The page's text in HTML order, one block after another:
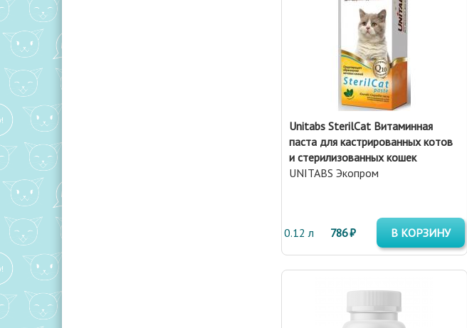
Unitabs SterilCat Витаминная
паста для кастрированных котов
и стерилизованных кошек
UNITABS Экопром
0.12 л 786 ₽ В КОРЗИНУ